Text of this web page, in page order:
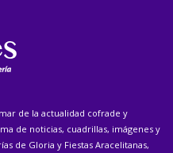
de la actualidad cofrade y
de noticias, cuadrillas, imágenes y
de Gloria y Fiestas Aracelitanas,